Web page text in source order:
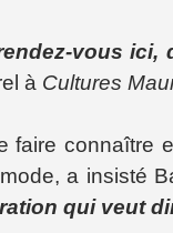
vous
à Cultures
faire connaître
a insisté
qui veut